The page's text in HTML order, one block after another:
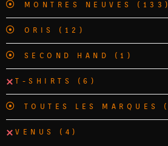
MONTRES NEUVES (133)
ORIS (12)
SECOND HAND (1)
T-SHIRTS (6)
TOUTES LES MARQUES
VENUS (4)